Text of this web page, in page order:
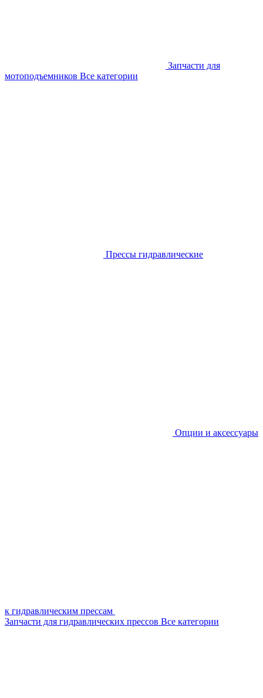
Запчасти для
мотоподъемников Все категории
Прессы гидравлические
Опции и аксессуары
к гидравлическим прессам
Запчасти для гидравлических прессов Все категории